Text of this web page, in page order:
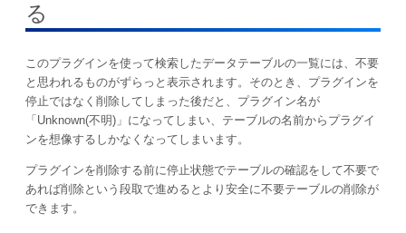
る
このプラグインを使って検索したデータテーブルの一覧には、不要
と思われるものがずらっと表示されます。そのとき、プラグインを
停止ではなく削除してしまった後だと、プラグイン名が
「Unknown(不明)」になってしまい、テーブルの名前からプラグイ
ンを想像するしかなくなってしまいます。
プラグインを削除する前に停止状態でテーブルの確認をして不要で
あれば削除という段取で進めるとより安全に不要テーブルの削除が
できます。